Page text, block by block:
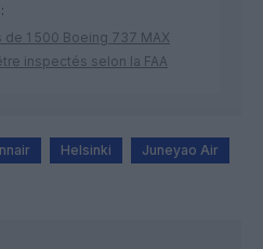
1 500 Boeing 737 MAX
inspectés selon la FAA
Helsinki Juneyao Air